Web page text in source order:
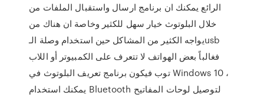
الرائع يمكنك ان برنامج ارسال واستقبال الملفات من
خلال البلوتوث خيار سهل للكثير وخاصة ان هناك من
يواجه الكثير من المشاكل حين استخدام وصلة الـusb
فغالباً بعض الهواتف لا تتعرف على الكمبيوتر أو اللاب
توب فيكون برنامج تعريف البلوتوث في Windows 10 ،
يمكنك استخدام Bluetooth لتوصيل لوحات المفاتيح